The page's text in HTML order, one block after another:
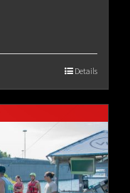
Details